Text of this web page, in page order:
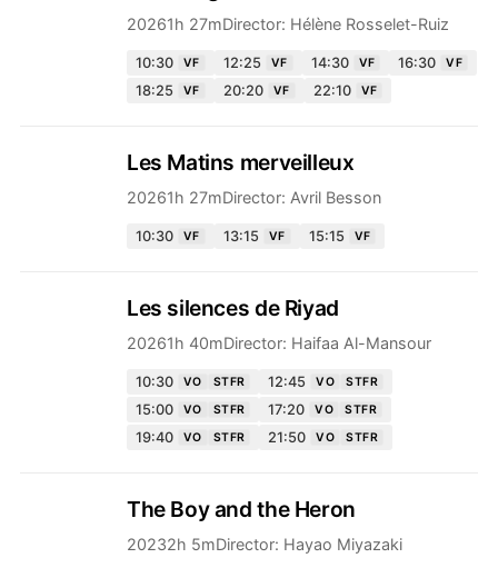
20261h 27mDirector: Hélène Rosselet-Ruiz
10:30 VF 12:25 VF 14:30 VF 16:30 VF
18:25 VF 20:20 VF 22:10 VF
Les Matins merveilleux
20261h 27mDirector: Avril Besson
10:30 VF 13:15 VF 15:15 VF
Les silences de Riyad
20261h 40mDirector: Haifaa Al-Mansour
10:30 VO STFR 12:45 VO STFR
15:00 VO STFR 17:20 VO STFR
19:40 VO STFR 21:50 VO STFR
The Boy and the Heron
20232h 5mDirector: Hayao Miyazaki